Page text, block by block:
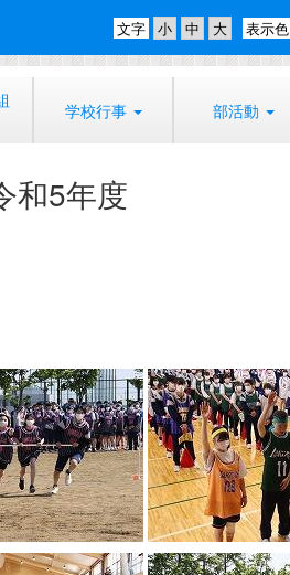
表示色
文字
学校行事 部活動
和5年度